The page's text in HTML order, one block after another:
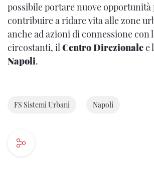
possibile portare nuove
contribuire a ridare vita alle zone
anche ad azioni di connessione con
circostanti, ilCentro Direzionalee
Napoli.
FS Sistemi Urbani Napoli